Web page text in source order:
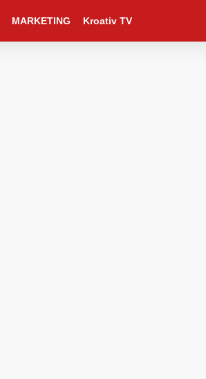
MARKETING Kroativ TV